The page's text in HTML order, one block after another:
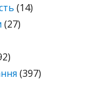
(14)
(27)
(397)